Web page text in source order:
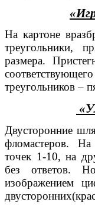
На картоне
треугольники,
размера.
треугольников –
Двусторонние
фломастеров.
точек 1-10, на
без ответов.
изображением